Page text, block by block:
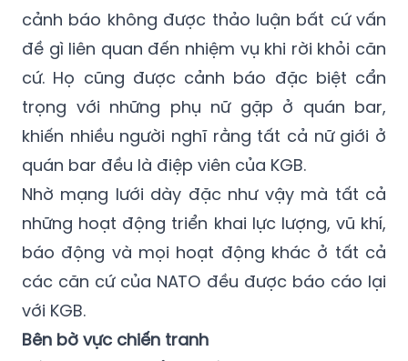
viên của KGB tuyển mộ để thu thập thông
tin cho Liên Xô. Binh lính NATO vì thế được
cảnh báo không được thảo luận bất cứ vấn
đề gì liên quan đến nhiệm vụ khi rời khỏi căn
cứ. Họ cũng được cảnh báo đặc biệt cẩn
trọng với những phụ nữ gặp ở quán bar,
khiến nhiều người nghĩ rằng tất cả nữ giới ở
quán bar đều là điệp viên của KGB.
Nhờ mạng lưới dày đặc như vậy mà tất cả
những hoạt động triển khai lực lượng, vũ khí,
báo động và mọi hoạt động khác ở tất cả
các căn cứ của NATO đều được báo cáo lại